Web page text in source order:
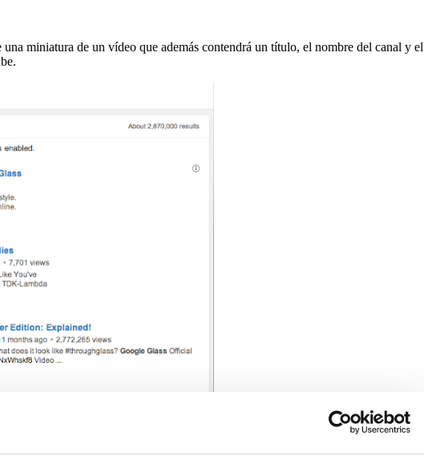
una miniatura de un vídeo que además contendrá un título, el nombre del canal y